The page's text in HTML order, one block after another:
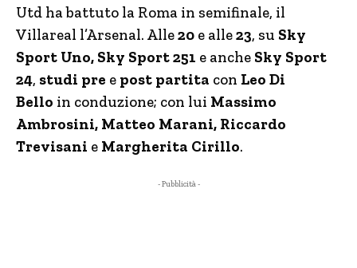
Utd ha battuto la Roma in semifinale, il
Villareal l’Arsenal. Alle20 e alle23, su Sky
Sport Uno, Sky Sport 251 e anche Sky Sport
24, studi pre e post partita con Leo Di
Bello in conduzione; con lui Massimo
Ambrosini, Matteo Marani, Riccardo
Trevisani e Margherita Cirillo.
- Pubblicità -